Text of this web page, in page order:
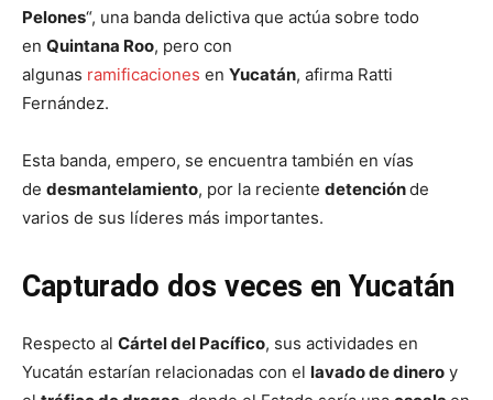
Pelones“, una banda delictiva que actúa sobre todo
en Quintana Roo, pero con
algunas ramificaciones en Yucatán, afirma Ratti
Fernández.
Esta banda, empero, se encuentra también en vías
de desmantelamiento, por la reciente detenciónde
varios de sus líderes más importantes.
Capturado dos veces en Yucatán
Respecto al Cártel del Pacífico, sus actividades en
Yucatán estarían relacionadas con el lavado de dinero y